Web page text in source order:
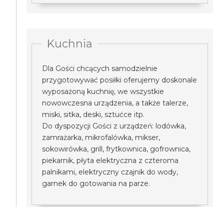
Kuchnia
Dla Gości chcących samodzielnie
przygotowywać posiłki oferujemy doskonale
wyposażoną kuchnię, we wszystkie
nowowczesna urządzenia, a także talerze,
miski, sitka, deski, sztućce itp.
Do dyspozycji Gości z urządzeń: lodówka,
zamrażarka, mikrofalówka, mikser,
sokowirówka, grill, frytkownica, gofrownica,
piekarnik, płyta elektryczna z czteroma
palnikami, elektryczny czajnik do wody,
garnek do gotowania na parze.